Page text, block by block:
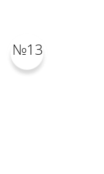
№13